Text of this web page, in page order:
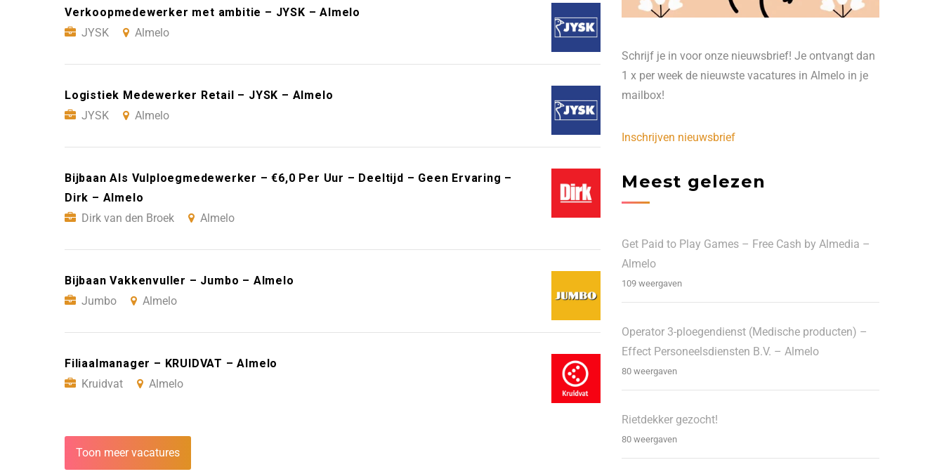
Verkoopmedewerker met ambitie – JYSK – Almelo
JYSK
Almelo
Logistiek Medewerker Retail – JYSK – Almelo
JYSK
Almelo
Bijbaan Als Vulploegmedewerker – €6,0 Per Uur – Deeltijd – Geen Ervaring –
Dirk – Almelo
Dirk van den Broek
Almelo
Bijbaan Vakkenvuller – Jumbo – Almelo
Jumbo
Almelo
Filiaalmanager – KRUIDVAT – Almelo
Kruidvat
Almelo
Toon meer vacatures
Schrijf je in voor onze nieuwsbrief! Je ontvangt dan
1 x per week de nieuwste vacatures in Almelo in je
mailbox!
Inschrijven nieuwsbrief
Meest gelezen
Get Paid to Play Games – Free Cash by Almedia –
Almelo
109 weergaven
Operator 3-ploegendienst (Medische producten) –
Effect Personeelsdiensten B.V. – Almelo
80 weergaven
Rietdekker gezocht!
80 weergaven